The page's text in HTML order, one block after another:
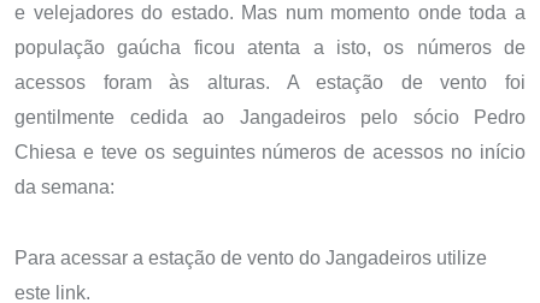
e velejadores do estado. Mas num momento onde toda a
população gaúcha ficou atenta a isto, os números de
acessos foram às alturas. A estação de vento foi
gentilmente cedida ao Jangadeiros pelo sócio Pedro
Chiesa e teve os seguintes números de acessos no início
da semana:
Para acessar a estação de vento do Jangadeiros utilize
este link.